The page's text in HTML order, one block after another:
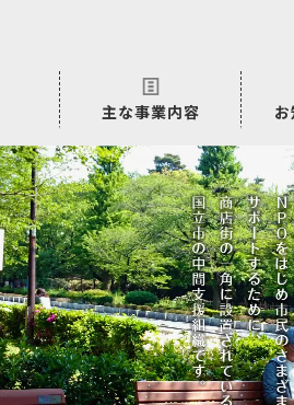
主な事業内容
市民活動のご相談
プラムジャム
ごぜん塾
プラムジャム通信
研修事業
学習支援事業
その他